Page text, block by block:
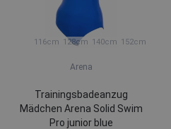
116cm 128cm 140cm 152cm
Arena
Trainingsbadeanzug
Mädchen Arena Solid Swim
Pro junior blue